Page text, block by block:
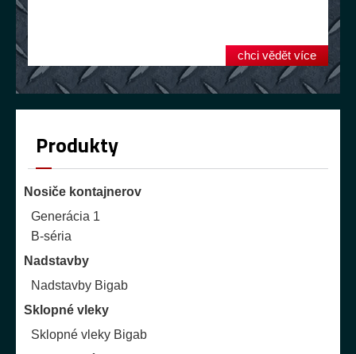
chci vědět více
Produkty
Nosiče kontajnerov
Generácia 1
B-séria
Nadstavby
Nadstavby Bigab
Sklopné vleky
Sklopné vleky Bigab